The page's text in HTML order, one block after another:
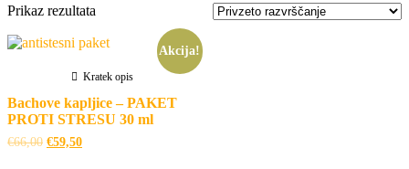
Prikaz rezultata
Akcija!
Kratek opis
Bachove kapljice – PAKET
PROTI STRESU 30 ml
€66,00 Izvirna
€59,50Trenutna